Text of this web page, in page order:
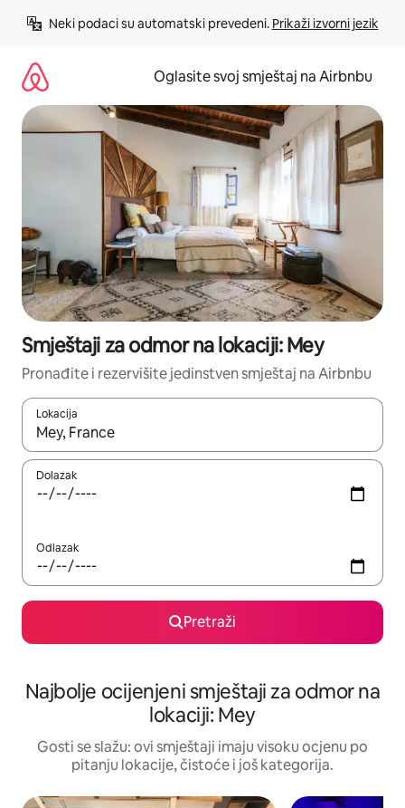
Neki podaci su automatski prevedeni. Prikaži izvorni jezik
Oglasite svoj smještaj na Airbnbu
Smještaji za odmor na lokaciji: Mey
Pronađite i rezervišite jedinstven smještaj na Airbnbu
Lokacija
Kad rezultati budu dostupni, krećite se gore i dolje pomoću
Dolazak
Odlazak
Pretraži
Najbolje ocijenjeni smještaji za odmor na
lokaciji: Mey
Gosti se slažu: ovi smještaji imaju visoku ocjenu po
pitanju lokacije, čistoće i još kategorija.